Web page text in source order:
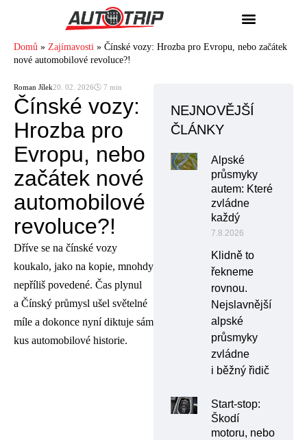
Domů » Zajímavosti » Čínské vozy: Hrozba pro Evropu, nebo začátek
nové automobilové revoluce?!
Roman Jílek20. 02. 2026🕓 7 min
Čínské vozy:
Hrozba pro
Evropu, nebo
začátek nové
automobilové
revoluce?!
Dříve se na čínské vozy
koukalo, jako na kopie, mnohdy
nepříliš povedené. Čas plynul
a Čínský průmysl ušel světelné
míle a dokonce nyní diktuje sám
kus automobilové historie.
NEJNOVĚJŠÍ
ČLÁNKY
Alpské
průsmyky
autem: Které
zvládne
každý
7.8.2026
Klidně to
řekneme
rovnou.
Nejslavnější
alpské
průsmyky
zvládne
i běžný řidič
Start-stop:
Škodí
motoru, nebo